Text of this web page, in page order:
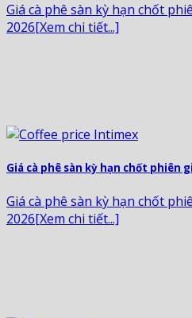
Giá cà phê sàn kỳ hạn chốt
2026[Xem chi tiết...]
Giá cà phê sàn kỳ hạn chốt phiên
Giá cà phê sàn kỳ hạn chốt
2026[Xem chi tiết...]